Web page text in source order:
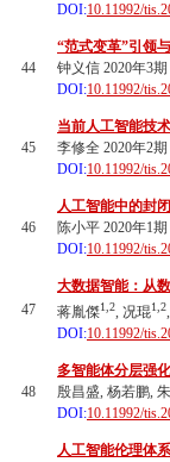
DOI:10.11992/
44
“范式变革”引领
钟义信 2020年3
DOI:10.11992/
45
当前人工智能技
李修全 2020年2
DOI:10.11992/
46
人工智能中的封
陈小平 2020年1
DOI:10.11992/
47
大数据智能：从
蒋胤傑1,2, 况琨1,2
DOI:10.11992/
48
多智能体分层强
殷昌盛, 杨若鹏,
DOI:10.11992/
人工智能伦理体